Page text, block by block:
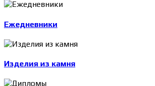
Ежедневники
Изделия из камня